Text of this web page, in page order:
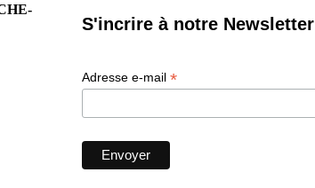
S'incrire à notre Newsletter
Adresse e-mail *